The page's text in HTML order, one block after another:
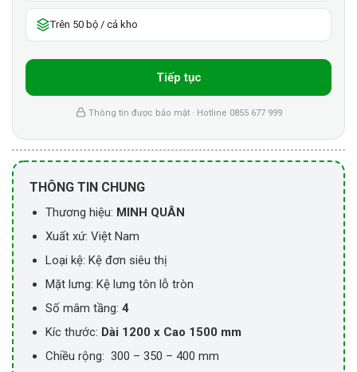
Trên 50 bộ / cả kho
Tiếp tục
Thông tin được bảo mật · Hotline 0855 677 999
THÔNG TIN CHUNG
Thương hiệu: MINH QUÂN
Xuất xứ: Việt Nam
Loại kệ: Kệ đơn siêu thị
Mặt lưng: Kệ lưng tôn lỗ tròn
Số mâm tầng: 4
Kíc thước: Dài 1200 x Cao 1500 mm
Chiều rộng: 300 – 350 – 400 mm